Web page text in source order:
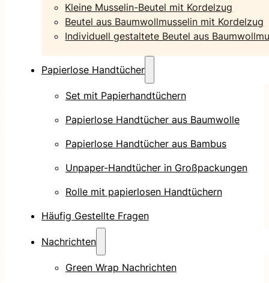
Kleine Musselin-Beutel mit Kordelzug
Beutel aus Baumwollmusselin mit Kordelzug
Individuell gestaltete Beutel aus
Papierlose Handtücher
Set mit Papierhandtüchern
Papierlose Handtücher aus Baumwolle
Papierlose Handtücher aus Bambus
Unpaper-Handtücher in Großpackungen
Rolle mit papierlosen Handtüchern
Häufig Gestellte Fragen
Nachrichten
Green Wrap Nachrichten